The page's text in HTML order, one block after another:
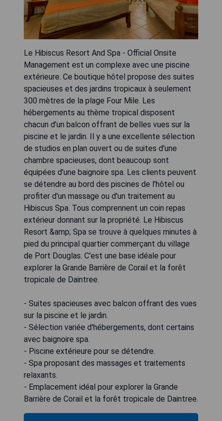
Le Hibiscus Resort And Spa - Official Onsite
Management est un complexe avec une piscine
extérieure. Ce boutique hôtel propose des suites
spacieuses et des jardins tropicaux à seulement
300 mètres de la plage Four Mile. Les
hébergements au thème tropical disposent
chacun d'un balcon offrant de belles vues sur la
piscine et le jardin. Il y a une excellente sélection
de studios en plan ouvert ou de suites d'une
chambre spacieuses, dont beaucoup sont
équipées d'une baignoire spa. Les clients peuvent
se détendre au bord des piscines de l'hôtel ou
profiter d'un massage ou d'un traitement au
Hibiscus Spa. Tous comprennent un coin repas
extérieur donnant sur la propriété. Le Hibiscus
Resort &amp; Spa se trouve à quelques minutes à
pied du principal quartier commerçant du village
de Port Douglas. C'est une base idéale pour
explorer la Grande Barrière de Corail et la forêt
tropicale de Daintree.
- Suites spacieuses avec balcon offrant des vues
sur la piscine et le jardin.
- Sélection variée d'hébergements, dont certains
avec baignoire spa.
- Piscine extérieure pour se détendre.
- Spa proposant des massages et traitements
relaxants.
- Emplacement idéal pour explorer la Grande
Barrière de Corail et la forêt tropicale de Daintree.